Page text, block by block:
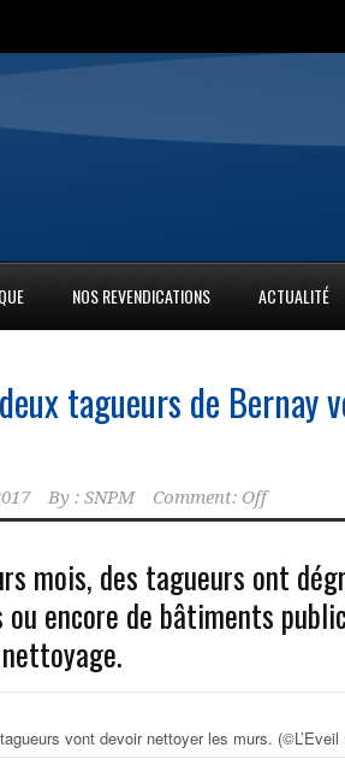
NOS REVENDICATIONS ACTUALITÉ
tagueurs de Bernay
By : SNPM Comment: Off
mois, des tagueurs ont
encore de bâtiments
vont devoir nettoyer les murs.